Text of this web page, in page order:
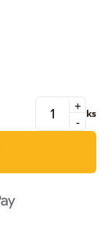
-
+ ks